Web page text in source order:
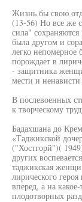
Жизнь бы свою
(13-56) Но все же
сила"
была другом и
легко непомерное
порождает в
- защитника
мести и
В послевоенных
к творческому
Бадахшана до
«Таджикской
("Хостгорй")(
других
таджикская
лирического
вперед, а на
плодотворных